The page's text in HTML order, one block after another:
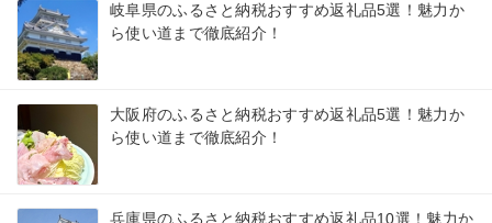
岐阜県のふるさと納税おすすめ返礼品5選！魅力か
ら使い道まで徹底紹介！
大阪府のふるさと納税おすすめ返礼品5選！魅力か
ら使い道まで徹底紹介！
兵庫県のふるさと納税おすすめ返礼品10選！魅力か